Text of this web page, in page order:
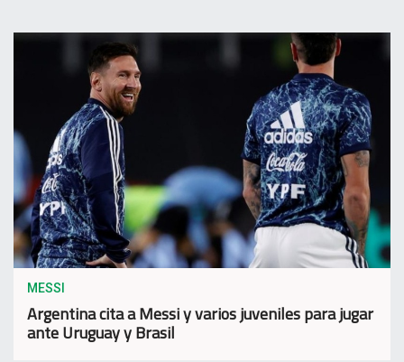
MESSI
Argentina cita a Messi y varios juveniles para jugar
ante Uruguay y Brasil